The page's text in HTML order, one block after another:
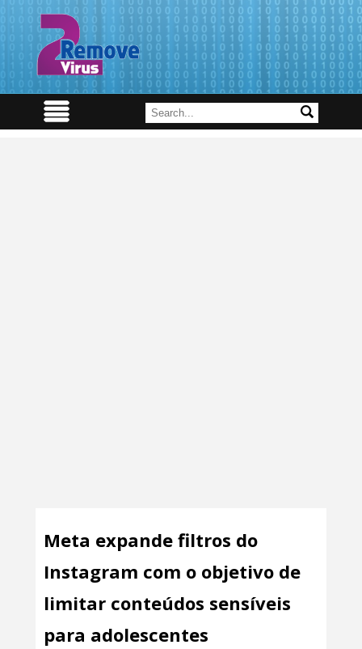
Meta expande filtros do
Instagram com o objetivo de
limitar conteúdos sensíveis
para adolescentes